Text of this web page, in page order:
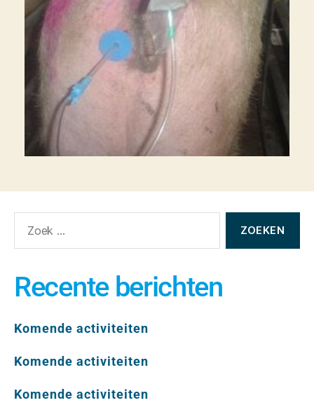
Recente berichten
Komende activiteiten
Komende activiteiten
Komende activiteiten